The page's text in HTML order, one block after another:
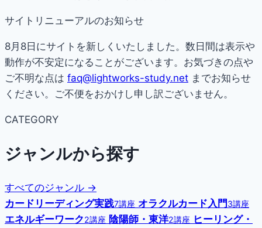
サイトリニューアルのお知らせ
8月8日にサイトを新しくいたしました。数日間は表示や
動作が不安定になることがございます。お気づきの点や
ご不明な点は faq@lightworks-study.net までお知らせ
ください。ご不便をおかけし申し訳ございません。
CATEGORY
ジャンルから探す
すべてのジャンル →
カードリーディング実践7講座 オラクルカード入門3講座
エネルギーワーク2講座 陰陽師・東洋2講座 ヒーリング・